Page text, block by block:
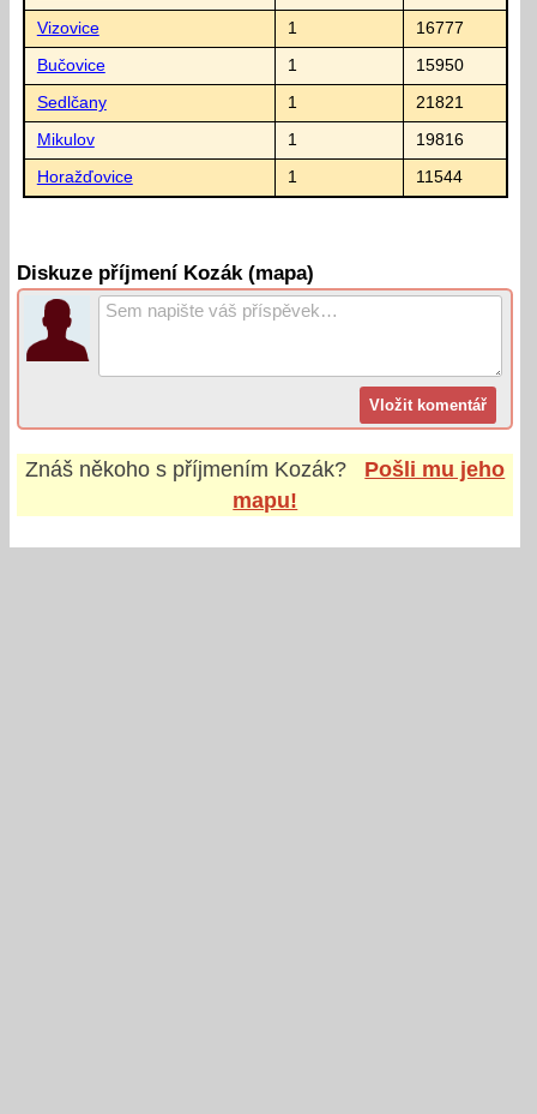
Vizovice 1 16777
Bučovice 1 15950
Sedlčany 1 21821
Mikulov 1 19816
Horažďovice 1 11544
Diskuze příjmení Kozák (mapa)
Znáš někoho s příjmením Kozák?
Pošli mu jeho
mapu!